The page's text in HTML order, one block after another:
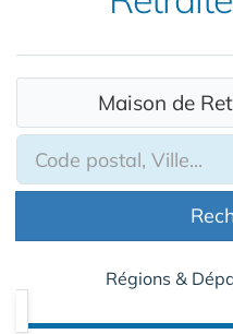
Maison de
Régions &